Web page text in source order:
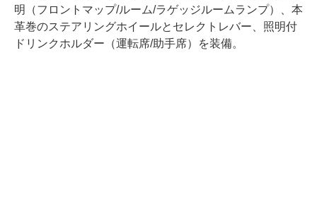
明（フロントマップ/ルーム/ラゲッジルームランプ）、本
革巻のステアリングホイールとセレクトレバー、照明付
ドリンクホルダー（運転席/助手席）を装備。